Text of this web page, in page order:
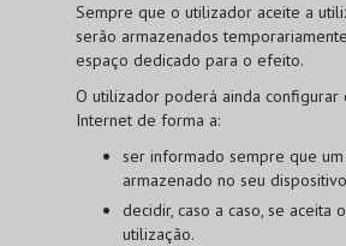
Sempre que o utilizador aceite a
serão armazenados
espaço dedicado para o efeito.
O utilizador poderá ainda configurar
Internet de forma a:
ser informado sempre que
armazenado no seu
decidir, caso a caso, se aceita
utilização.